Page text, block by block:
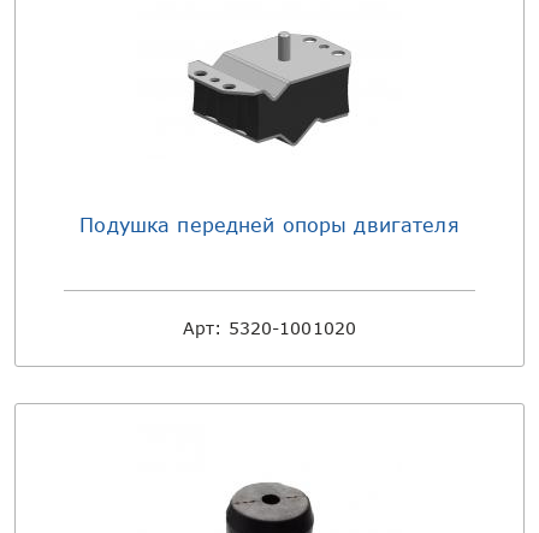
Подушка передней опоры двигателя
Арт: 5320-1001020